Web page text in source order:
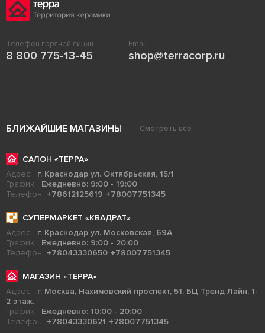
Телефон горячей линии
8 800 775-13-45
Email
shop@terracorp.ru
БЛИЖАЙШИЕ МАГАЗИНЫ Смотреть все
САЛОН «ТЕРРА»
Адрес:
г. Краснодар ул. Октябрьская, 15/1
График:
Ежедневно: 9:00 - 19:00
Телефон: +78612125619 +78007751345
СУПЕРМАРКЕТ «КВАДРАТ»
Адрес:
г. Краснодар ул. Московская, 69А
График:
Ежедневно: 9:00 - 20:00
Телефон: +78043330650 +78007751345
МАГАЗИН «ТЕРРА»
Адрес:
г. Москва, Нахимовский проспект, 51, БЦ Тренд Лайн, 1-
2 этаж.
График:
Ежедневно: 10:00 - 20:00
Телефон: +78043330621 +78007751345